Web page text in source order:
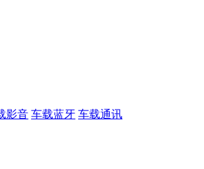
影音 车载蓝牙 车载通讯